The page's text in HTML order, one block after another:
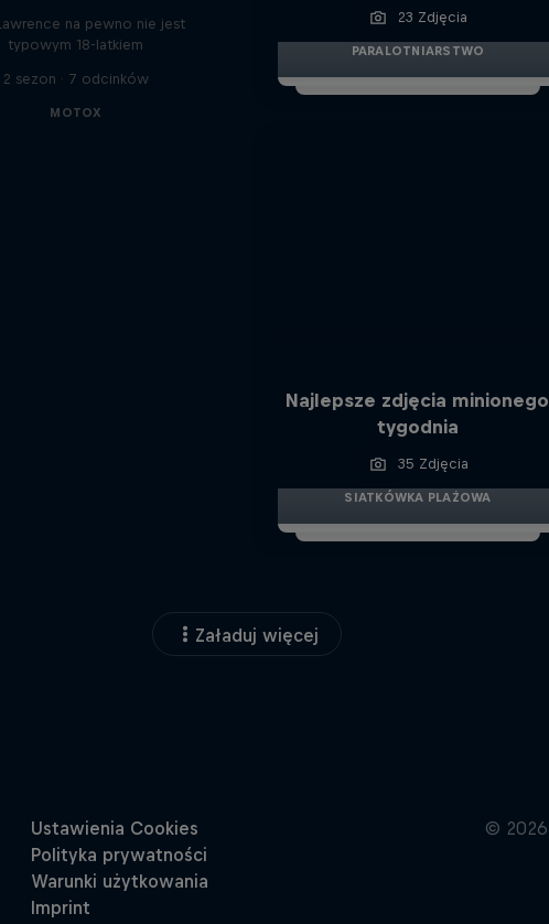
23 Zdjęcia
PARALOTNIARSTWO
na pewno nie jest
typowym 18-latkiem
2 sezon · 7 odcinków
MOTOX
Najlepsze zdjęcia minionego
tygodnia
35 Zdjęcia
SIATKÓWKA PLAŻOWA
Załaduj więcej